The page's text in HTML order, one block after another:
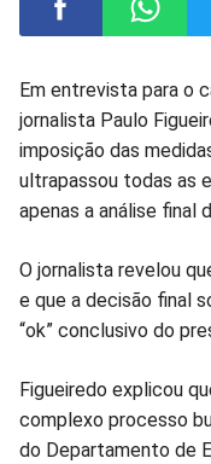
Compartilhar
no
Facebook
no
Em entrevista para o
jornalista Paulo
imposição das
ultrapassou todas as
apenas a análise final
O jornalista revelou
e que a decisão final
“ok” conclusivo do
Figueiredo explicou
complexo processo
do Departamento de